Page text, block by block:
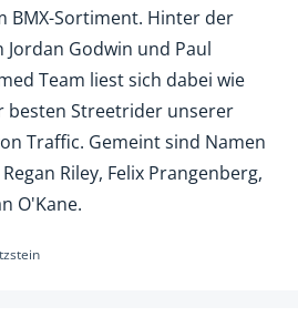
BMX-Sortiment. Hinter der
Godwin und Paul
Team liest sich dabei wie
besten Streetrider unserer
Traffic. Gemeint sind Namen
Riley, Felix Prangenberg,
O'Kane.